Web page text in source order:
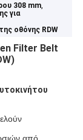
308 mm,
για
οθόνης RDW
Filter Belt